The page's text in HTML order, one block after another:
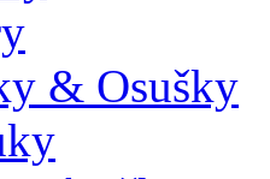
& Osušky